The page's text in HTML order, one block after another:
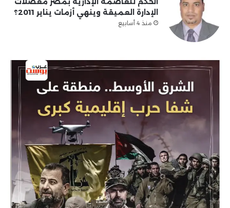
الإدارة العميقة وينهي أزمات يناير 2011؟
منذ 4 أسابيع